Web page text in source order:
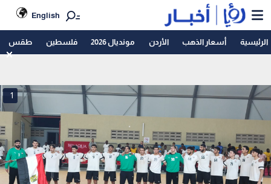
English
الرئيسية أسعار الذهب الأردن مونديال 2026 فلسطين طقس
1